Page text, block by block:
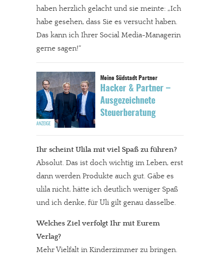
In eigener Sache
haben herzlich gelacht und sie meinte: „Ich
habe gesehen, dass Sie es versucht haben.
Das kann ich Ihrer Social Media-Managerin
gerne sagen!“
Hacker & Partner –
Ausgezeichnete
Steuerberatung
Ihr scheint Ulila mit viel Spaß zu führen?
Absolut. Das ist doch wichtig im Leben, erst
dann werden Produkte auch gut. Gäbe es
ulila nicht, hätte ich deutlich weniger Spaß
und ich denke, für Uli gilt genau dasselbe.
Welches Ziel verfolgt Ihr mit Eurem
Verlag?
Mehr Vielfalt in Kinderzimmer zu bringen.